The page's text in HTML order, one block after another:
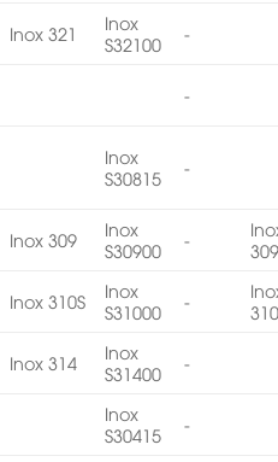
Inox 321
Inox
S32100
-
-
Inox
S30815
-
Inox 309
Inox
S30900
-
Inox 310S
Inox
S31000
-
Inox 314
Inox
S31400
-
Inox
S30415
-